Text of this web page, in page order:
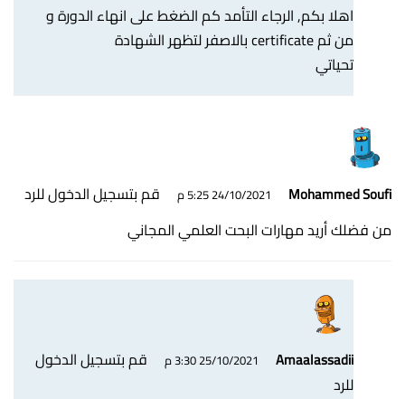
اهلا بكم, الرجاء التأمد كم الضغط على انهاء الدورة و
من ثم certificate بالاصفر لتظهر الشهادة
تحياتي
Mohammed Soufi 24/10/2021 5:25 م
قم بتسجيل الدخول للرد
من فضلك أريد مهارات البحت العلمي المجاني
Amaalassadii 25/10/2021 3:30 م
قم بتسجيل الدخول
للرد